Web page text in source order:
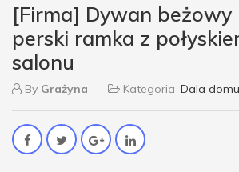
[Firma] Dywan beżowy
perski ramka z
salonu
By Grażyna Kategoria Dala domu